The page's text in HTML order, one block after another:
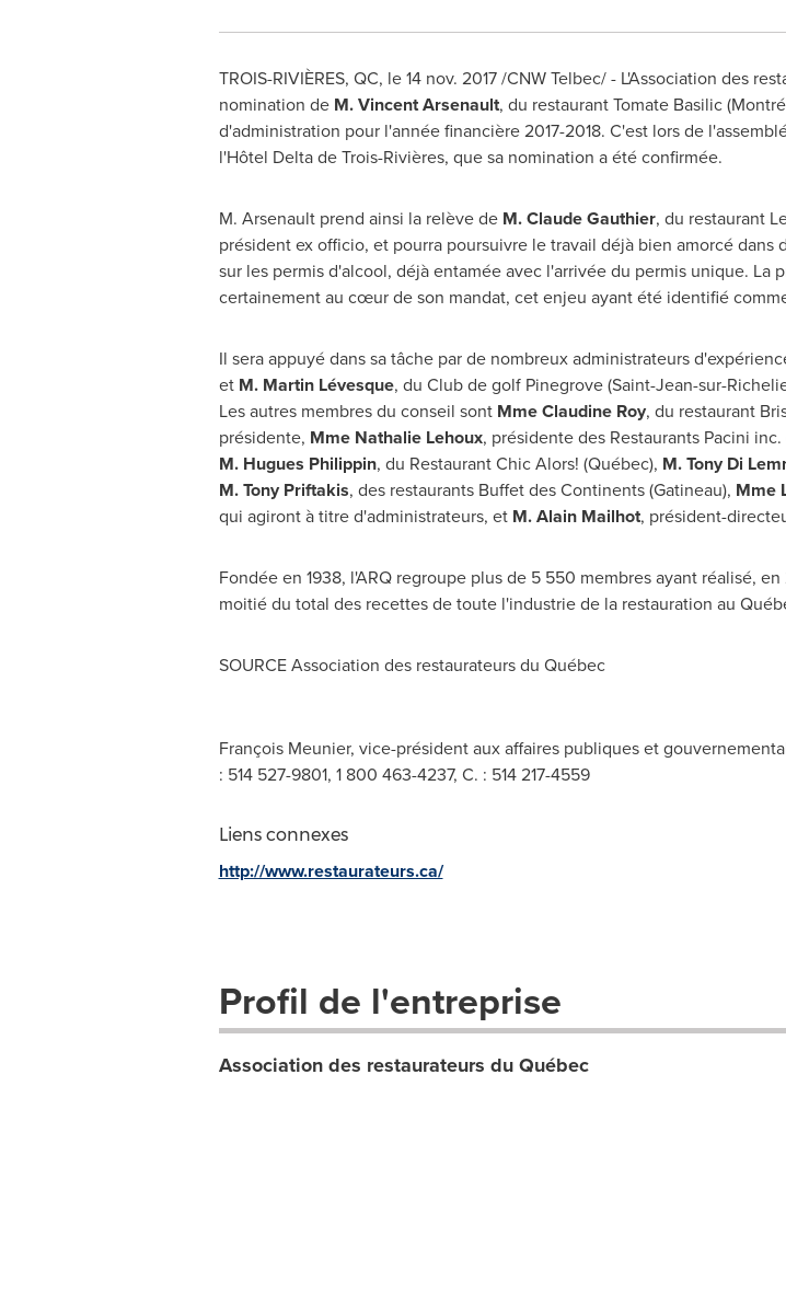
TROIS-RIVIÈRES, QC, le14 nov. 2017/CNW Telbec/ - L'Association des
nomination de M. Vincent Arsenault, du restaurant Tomate Basilic
d'administration pour l'année financière 2017-2018. C'est lors de
l'Hôtel Delta de Trois-Rivières, que sa nomination a été confirmée.
M. Arsenault prend ainsi la relève de M. Claude Gauthier, du restaurant
président ex officio, et pourra poursuivre le travail déjà bien amorcé
sur les permis d'alcool, déjà entamée avec l'arrivée du permis unique.
certainement au cœur de son mandat, cet enjeu ayant été identifié
Il sera appuyé dans sa tâche par de nombreux administrateurs
et M. Martin Lévesque, du Club de golf Pinegrove (Saint-Jean-sur-
Les autres membres du conseil sont Mme Claudine Roy, du restaurant
présidente, Mme Nathalie Lehoux, présidente des Restaurants Pacini inc.
M. Hugues Philippin, du Restaurant Chic Alors! (Québec), M. Tony Di
M. Tony Priftakis, des restaurants Buffet des Continents (Gatineau), Mme
qui agiront à titre d'administrateurs, et M. Alain Mailhot, président-
Fondée en 1938, l'ARQ regroupe plus de 5 550 membres ayant réalisé,
moitié du total des recettes de toute l'industrie de la restauration au
SOURCE Association des restaurateurs du Québec
François Meunier, vice-président aux affaires publiques et
: 514 527-9801, 1 800 463-4237, C. : 514 217-4559
Liens connexes
http://www.restaurateurs.ca/
Profil de l'entreprise
Association des restaurateurs du Québec